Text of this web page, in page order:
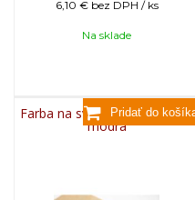
6,10 € bez DPH / ks
Na sklade
Farba na sviečky, 25g - svetlo
modrá